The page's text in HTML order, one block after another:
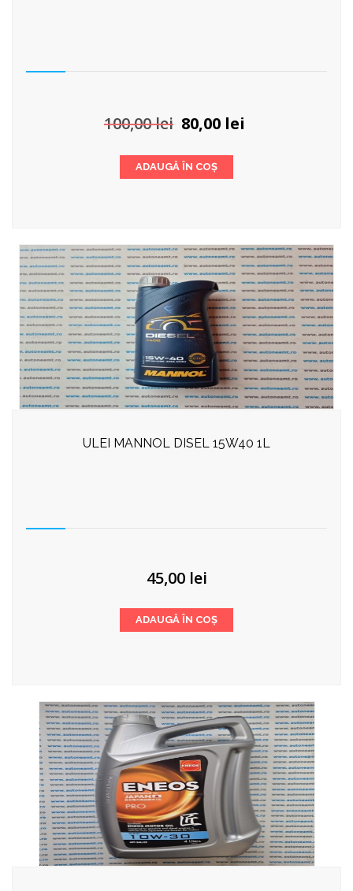
100,00lei Prețul
a
fost:
80,00 lei
ADAUGĂ ÎN COȘ
ULEI MANNOL DISEL 15W40 1L
45,00 lei
ADAUGĂ ÎN COȘ